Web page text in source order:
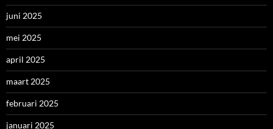
juni 2025
mei 2025
april 2025
maart 2025
februari 2025
januari 2025